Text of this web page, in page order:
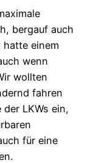
bergauf auch
hatte einem
wenn
wollten
fahren
LKWs ein,
für eine